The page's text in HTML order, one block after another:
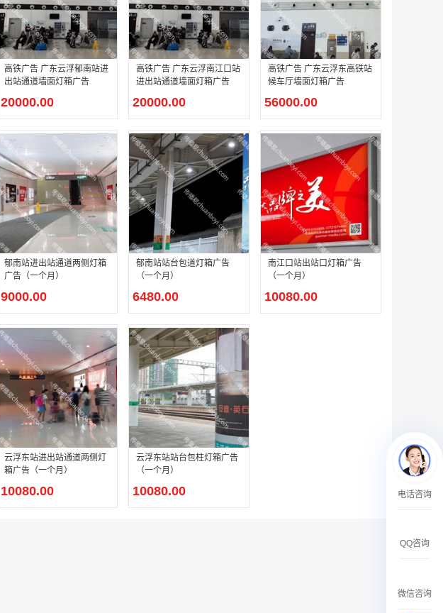
腾讯体育客户端闪屏广告_刊例价3折非赛季（8月9日-9月30日）
￥212.00
成都春熙路银石广场场地广告位
￥308000.00
高铁广告 广东云浮郁南站进
出站通道墙面灯箱广告
20000.00
高铁广告 广东云浮南江口站
进出站通道墙面灯箱广告
20000.00
高铁广告 广东云浮东高铁站
候车厅墙面灯箱广告
56000.00
郁南站进出站通道两侧灯箱
广告（一个月）
9000.00
郁南站站台包道灯箱广告
（一个月）
6480.00
南江口站出站口灯箱广告
（一个月）
10080.00
云浮东站进出站通道两侧灯
箱广告（一个月）
10080.00
云浮东站站台包柱灯箱广告
（一个月）
10080.00 电话咨询
QQ咨询
微信咨询